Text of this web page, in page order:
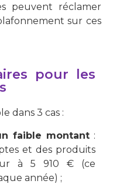
peuvent réclamer
sur ces
pour les
dans 3 cas :
faible montant :
et des produits
à 5 910 € (ce
année) ;